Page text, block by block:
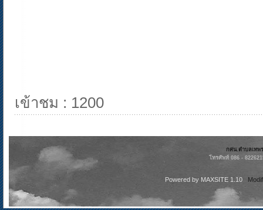
เข้าชม : 1200
กศน.ตำบลเทพ
โทรศัพท์ 086 -
Powered by MAXSITE 1.10